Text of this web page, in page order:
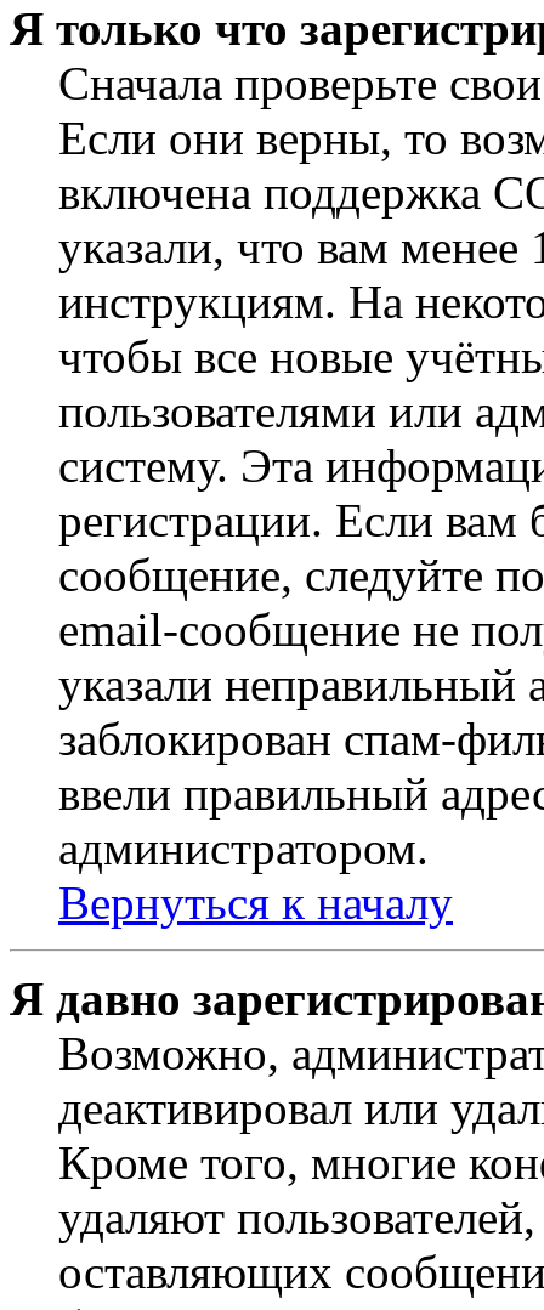
Я только что
Сначала проверьте
Если они верны, то
включена поддержка
указали, что вам
инструкциям. На
чтобы все новые
пользователями или
систему. Эта
регистрации. Если
сообщение, следуйте
email-сообщение не
указали неправильный
заблокирован спам-
ввели правильный
администратором.
Вернуться к началу
Я давно
Возможно,
деактивировал или
Кроме того, многие
удаляют
оставляющих